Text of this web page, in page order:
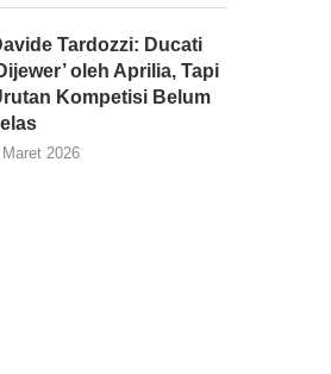
Tardozzi: Ducati
oleh Aprilia, Tapi
Kompetisi Belum
2026